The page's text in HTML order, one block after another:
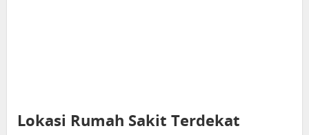
Lokasi Rumah Sakit Terdekat